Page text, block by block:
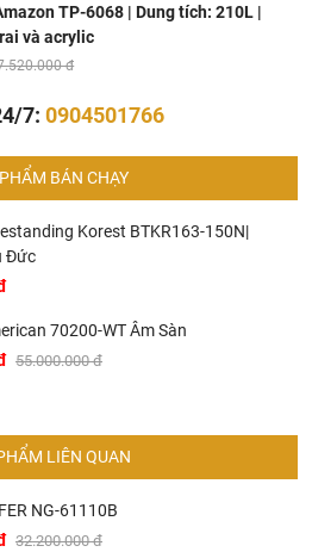
lịch: Các tùy chọn màu sắc
trang nhã, Đen huyền bí, hay
dễ dàng lựa chọn gam màu phù
hài hòa với không gian chung.
AMAZON: Đảm bảo chất lượng
và tính thẩm mỹ đỉnh cao cho
lại sự an tâm tuyệt đối cho người
TP-6068 | Dung tích: 210L |
và acrylic
đ
7: 0904501766
BÁN CHẠY
Korest BTKR163-150N|
Đức
70200-WT Âm Sàn
55.000.000 đ
LIÊN QUAN
NG-61110B
32.200.000 đ